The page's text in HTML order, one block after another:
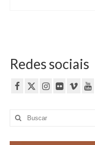
Redes sociais
Buscar
por: